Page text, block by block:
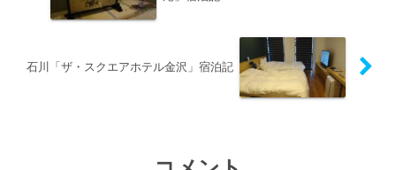
石川「ザ・スクエアホテル金沢」宿泊記